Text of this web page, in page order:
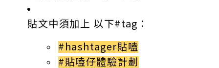
貼文中須加上 以下#tag：
#hashtager貼嗑
#貼嗑仔體驗計劃